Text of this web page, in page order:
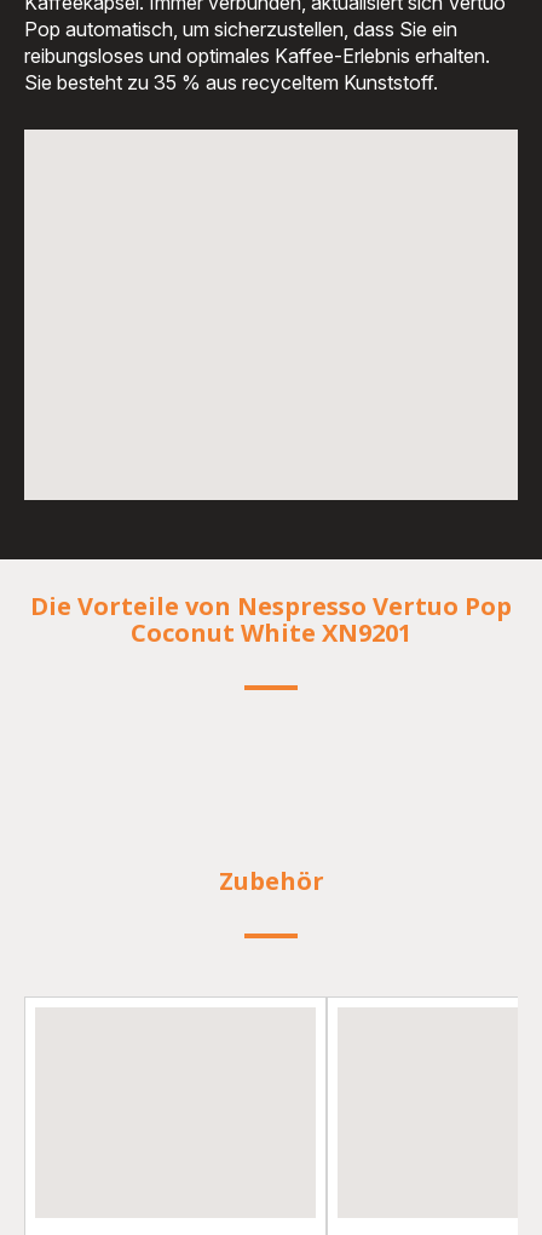
Pop automatisch, um sicherzustellen, dass Sie ein
reibungsloses und optimales Kaffee-Erlebnis erhalten.
Sie besteht zu 35 % aus recyceltem Kunststoff.
Die Vorteile von Nespresso Vertuo Pop
Coconut White XN9201
Zubehör